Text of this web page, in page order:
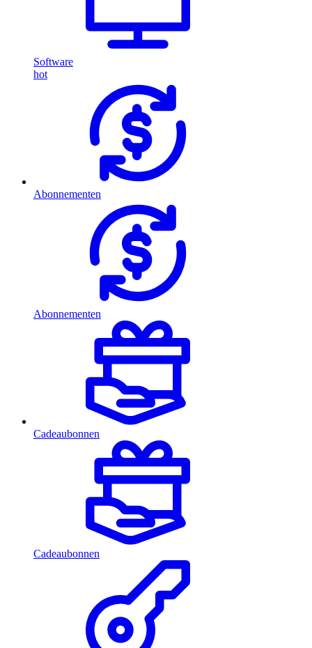
Software
hot
Abonnementen
Abonnementen
Cadeaubonnen
Cadeaubonnen